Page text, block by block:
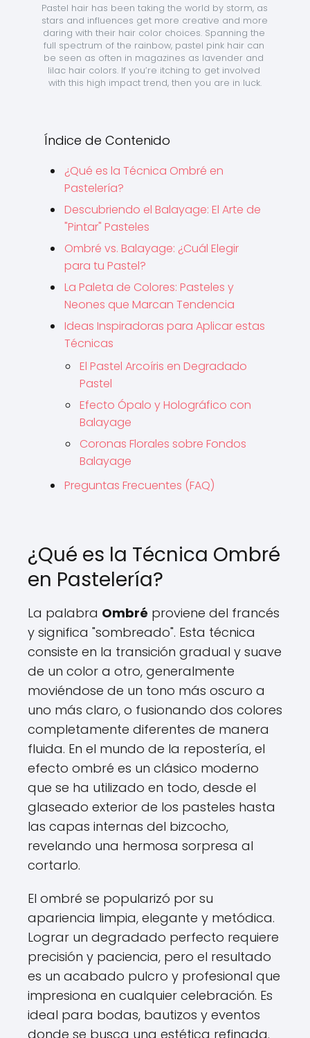
Pastel hair has been taking the world by storm, as
stars and influences get more creative and more
daring with their hair color choices. Spanning the
full spectrum of the rainbow, pastel pink hair can
be seen as often in magazines as lavender and
lilac hair colors. If you’re itching to get involved
with this high impact trend, then you are in luck.
Índice de Contenido
¿Qué es la Técnica Ombré en
Pastelería?
Descubriendo el Balayage: El Arte de
"Pintar" Pasteles
Ombré vs. Balayage: ¿Cuál Elegir
para tu Pastel?
La Paleta de Colores: Pasteles y
Neones que Marcan Tendencia
Ideas Inspiradoras para Aplicar estas
Técnicas
El Pastel Arcoíris en Degradado
Pastel
Efecto Ópalo y Holográfico con
Balayage
Coronas Florales sobre Fondos
Balayage
Preguntas Frecuentes (FAQ)
¿Qué es la Técnica Ombré
en Pastelería?
La palabra Ombré proviene del francés
y significa "sombreado". Esta técnica
consiste en la transición gradual y suave
de un color a otro, generalmente
moviéndose de un tono más oscuro a
uno más claro, o fusionando dos colores
completamente diferentes de manera
fluida. En el mundo de la repostería, el
efecto ombré es un clásico moderno
que se ha utilizado en todo, desde el
glaseado exterior de los pasteles hasta
las capas internas del bizcocho,
revelando una hermosa sorpresa al
cortarlo.
El ombré se popularizó por su
apariencia limpia, elegante y metódica.
Lograr un degradado perfecto requiere
precisión y paciencia, pero el resultado
es un acabado pulcro y profesional que
impresiona en cualquier celebración. Es
ideal para bodas, bautizos y eventos
donde se busca una estética refinada.